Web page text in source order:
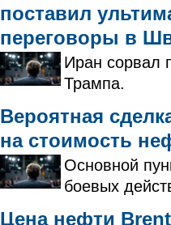
поставил
переговоры в
Иран сорвал
Трампа.
Вероятная
на стоимость
Основной
боевых
Цена нефти